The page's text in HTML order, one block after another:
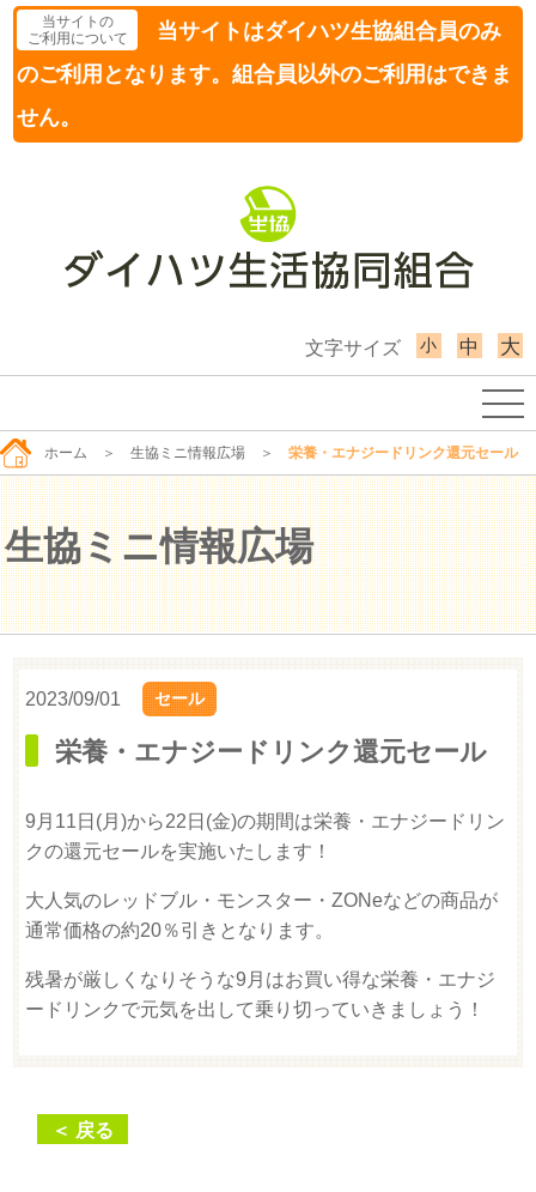
当サイトの
ご利用について
当サイトはダイハツ生協組合員のみ
のご利用となります。組合員以外のご利用はできま
せん。
文字サイズ 小 中 大
ホーム ＞ 生協ミニ情報広場 ＞ 栄養・エナジードリンク還元セール
生協ミニ情報広場
2023/09/01 セール
栄養・エナジードリンク還元セール
9月11日(月)から22日(金)の期間は栄養・エナジードリン
クの還元セールを実施いたします！
大人気のレッドブル・モンスター・ZONeなどの商品が
通常価格の約20％引きとなります。
残暑が厳しくなりそうな9月はお買い得な栄養・エナジ
ードリンクで元気を出して乗り切っていきましょう！
＜ 戻る